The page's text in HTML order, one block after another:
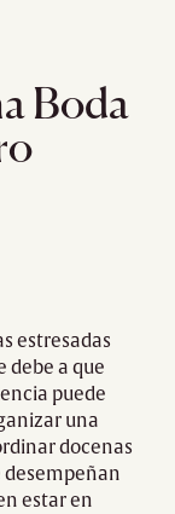
Boda
estresadas
debe a que
puede
una
docenas
desempeñan
estar en